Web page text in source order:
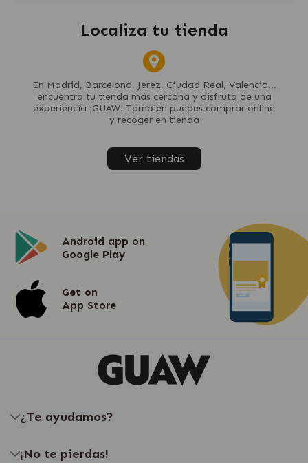
Localiza tu tienda
En Madrid, Barcelona, Jerez, Ciudad Real, Valencia...
encuentra tu tienda más cercana y disfruta de una
experiencia ¡GUAW! También puedes comprar online
y recoger en tienda
Ver tiendas
Android app on
Google Play
Get on
App Store
¿Te ayudamos?
¡No te pierdas!